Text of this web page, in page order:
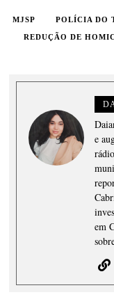
MJSP POLÍCIA DO
REDUÇÃO DE
e
em